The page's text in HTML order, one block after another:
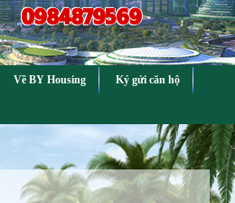
0984879569
Về BY Housing Ký gửi căn hộ